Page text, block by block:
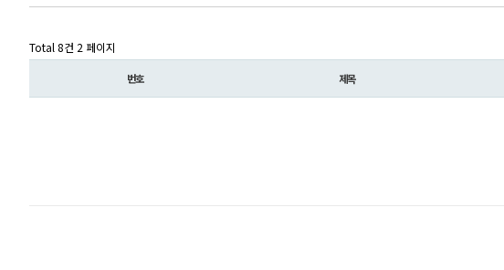
Total 8건 2 페이지
번호 제목